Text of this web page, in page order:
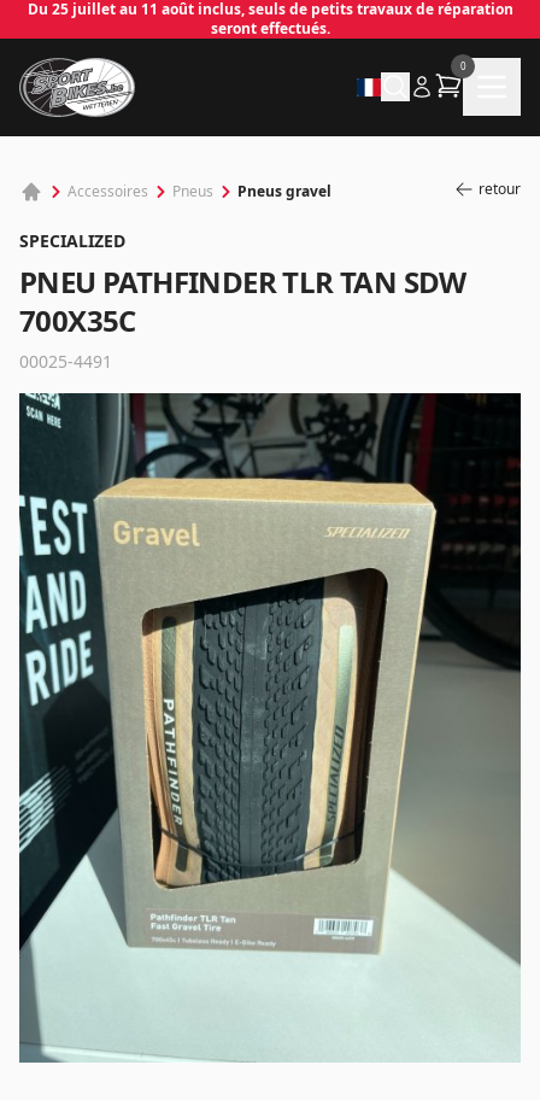
Du 25 juillet au 11 août inclus, seuls de petits travaux de réparation
seront effectués.
0
Accessoires Pneus Pneus gravel retour
SPECIALIZED
PNEU PATHFINDER TLR TAN SDW
700X35C
00025-4491
✕
Connecter
Email*
Mot de passe *
Se connecter
Se souvenir de moi Mot de passe oublié ?